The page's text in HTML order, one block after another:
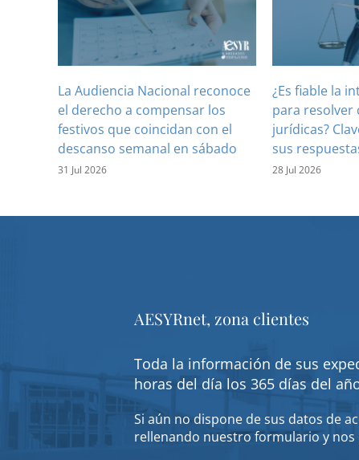
La Audiencia Nacional reconoce
el derecho a compensar los
festivos que coincidan con el
descanso semanal en sábado
31 Jul 2026
¿Es fiable la
para resolver
jurídicas?
sus
28 Jul 2026
AESYRnet, zona clientes
Toda la información de sus
horas del día los 365 días del
Si aún no dispone de sus datos de
rellenando nuestro formulario y